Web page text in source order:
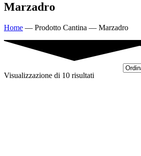
Marzadro
Home — Prodotto Cantina — Marzadro
Visualizzazione di 10 risultati